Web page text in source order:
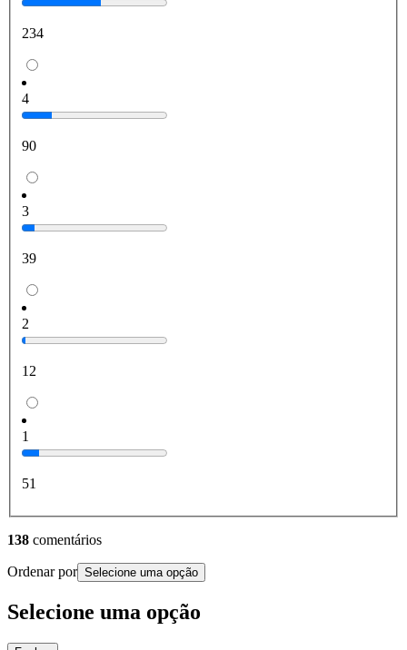
234
4
90
3
39
2
12
1
51
138 comentários
Ordenar por Selecione uma opção
Selecione uma opção